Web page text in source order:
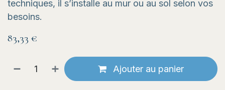
techniques, il s’installe au mur ou au sol selon vos
besoins.
83,33 €
Ajouter au panier